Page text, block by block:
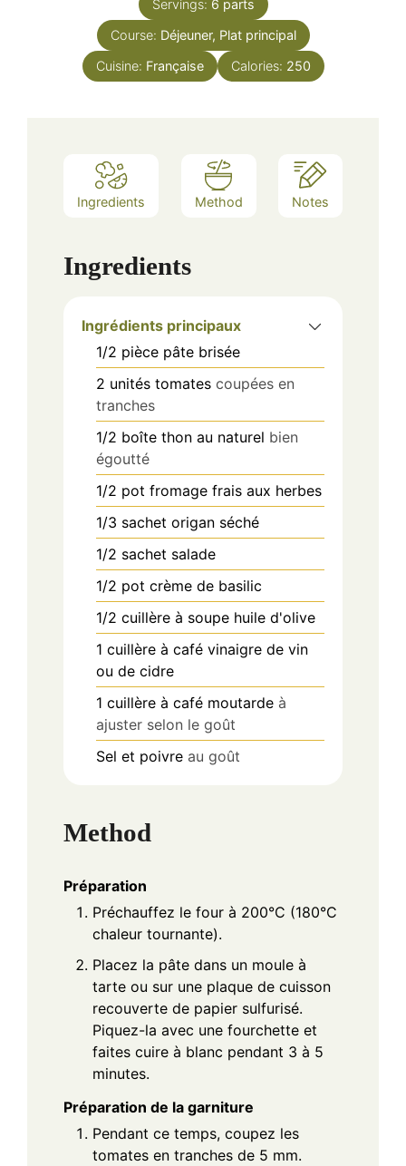
Servings: 6 parts
Course: Déjeuner, Plat principal
Cuisine: Française Calories: 250
Ingredients Method Notes
Ingredients
Ingrédients principaux
1/2 pièce pâte brisée
2 unités tomates coupées en
tranches
1/2 boîte thon au naturel bien
égoutté
1/2 pot fromage frais aux herbes
1/3 sachet origan séché
1/2 sachet salade
1/2 pot crème de basilic
1/2 cuillère à soupe huile d'olive
1 cuillère à café vinaigre de vin
ou de cidre
1 cuillère à café moutarde à
ajuster selon le goût
Sel et poivre au goût
Method
Préparation
Préchauffez le four à 200°C (180°C
chaleur tournante).
Placez la pâte dans un moule à
tarte ou sur une plaque de cuisson
recouverte de papier sulfurisé.
Piquez-la avec une fourchette et
faites cuire à blanc pendant 3 à 5
minutes.
Préparation de la garniture
Pendant ce temps, coupez les
tomates en tranches de 5 mm.